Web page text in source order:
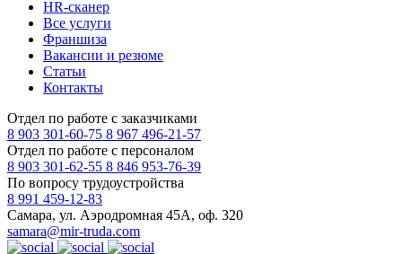
HR-сканер
Все услуги
Франшиза
Вакансии и резюме
Статьи
Контакты
Отдел по работе с заказчиками
8 903 301-60-75 8 967 496-21-57
Отдел по работе с персоналом
8 903 301-62-55 8 846 953-76-39
По вопросу трудоустройства
8 991 459-12-83
Самара, ул. Аэродромная 45А, оф. 320
samara@mir-truda.com